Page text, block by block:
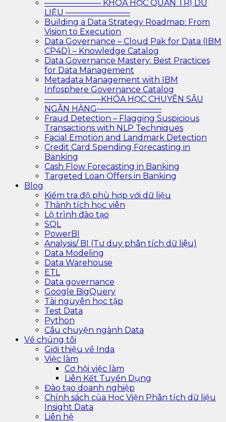
——————— KHÓA HỌC QUẢN TRỊ DỮ
LIỆU ————————
Building a Data Strategy Roadmap: From
Vision to Execution
Data Governance – Cloud Pak for Data (IBM
CP4D) – Knowledge Catalog
Data Governance Mastery: Best Practices
for Data Management
Metadata Management with IBM
Infosphere Governance Catalog
———————KHÓA HỌC CHUYÊN SÂU
NGÂN HÀNG————————
Fraud Detection – Flagging Suspicious
Transactions with NLP Techniques
Facial Emotion and Landmark Detection
Credit Card Spending Forecasting in
Banking
Cash Flow Forecasting in Banking
Targeted Loan Offers in Banking
Blog
Kiểm tra độ phù hợp với dữ liệu
Thành tích học viên
Lộ trình đào tạo
SQL
PowerBI
Analysis/ BI (Tư duy phân tích dữ liệu)
Data Modeling
Data Warehouse
ETL
Data governance
Google BigQuery
Tài nguyên học tập
Test Data
Python
Câu chuyện ngành Data
Về chúng tôi
Giới thiệu về Inda
Việc làm
Cơ hội việc làm
Liên Kết Tuyển Dụng
Đào tạo doanh nghiệp
Chính sách của Học Viện Phân tích dữ liệu
Insight Data
Liên hệ